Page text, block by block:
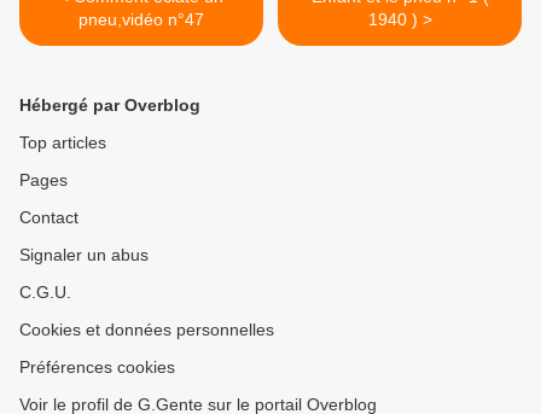
pneu,vidéo n°47
1940 ) >
Hébergé par Overblog
Top articles
Pages
Contact
Signaler un abus
C.G.U.
Cookies et données personnelles
Préférences cookies
Voir le profil de G.Gente sur le portail Overblog